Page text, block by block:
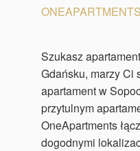
Szukasz
Gdańsku, marzy Ci
apartament w
przytulnym
OneApartments
dogodnymi